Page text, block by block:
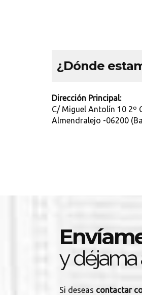
¿Dónde
Dirección Principal:
C/ Miguel Antolín 10 2º
Almendralejo -06200
y
Si deseas contactar